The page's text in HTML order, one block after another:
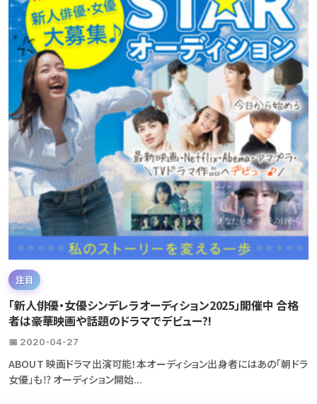
注目
「新人俳優・女優シンデレラオーディション2025」開催中 合格
者は豪華映画や話題のドラマでデビュー?!
📅 2020-04-27
ABOUT 映画ドラマ出演可能！本オーディション出身者にはあの「朝ドラ
女優」も⁉ オーディション開始...